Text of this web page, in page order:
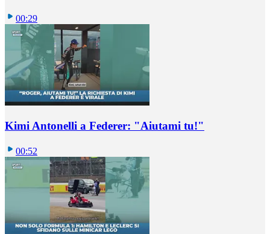
00:29
Kimi Antonelli a Federer: "Aiutami tu!"
00:52